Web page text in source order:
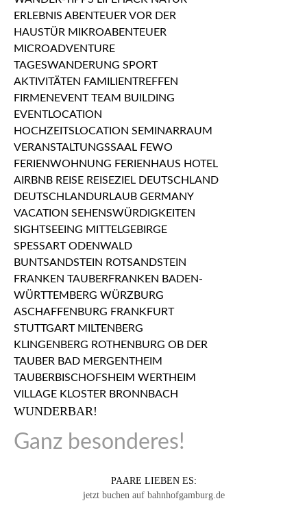
WUNDERBAR!
Ganz besonderes!
PAARE LIEBEN ES:
jetzt buchen auf bahnhofgamburg.de